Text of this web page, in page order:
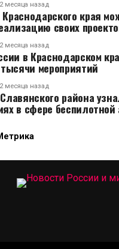
2 месяца назад
края
своих
2 месяца назад
в Краснодарском
мероприятий
2 месяца назад
района
в сфере беспилотной